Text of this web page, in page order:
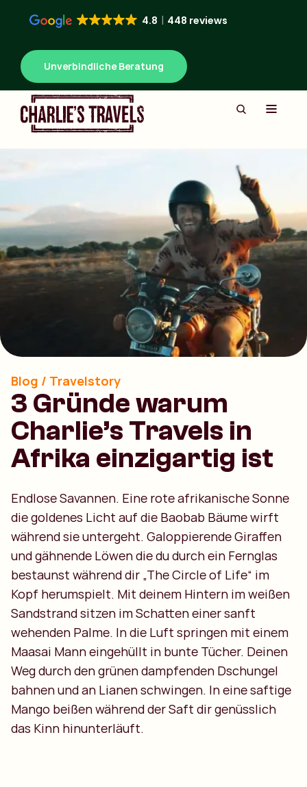
4.8 448 reviews
Unverbindliche Beratung
Blog / Travelstory
3 Gründe warum
Charlie’s Travels in
Afrika einzigartig ist
Endlose Savannen. Eine rote afrikanische Sonne
die goldenes Licht auf die Baobab Bäume wirft
während sie untergeht. Galoppierende Giraffen
und gähnende Löwen die du durch ein Fernglas
bestaunst während dir „The Circle of Life“ im
Kopf herumspielt. Mit deinem Hintern im weißen
Sandstrand sitzen im Schatten einer sanft
wehenden Palme. In die Luft springen mit einem
Maasai Mann eingehüllt in bunte Tücher. Deinen
Weg durch den grünen dampfenden Dschungel
bahnen und an Lianen schwingen. In eine saftige
Mango beißen während der Saft dir genüsslich
das Kinn hinunterläuft.